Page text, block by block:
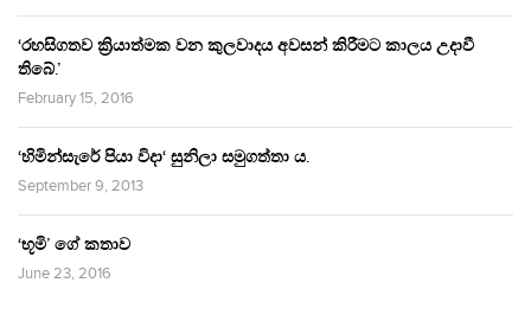
‘රහසිගතව ක්‍රියාත්මක වන කුලවාදය අවසන් කිරීමට කාලය උදාවී
තිබේ.’
February 15, 2016
‘හිමින්සැරේ පියා විදා‘ සුනිලා සමුගත්තා ය.
September 9, 2013
‘භූමි’ ගේ කතාව
June 23, 2016